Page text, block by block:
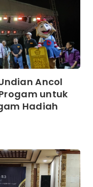
Ancol
untuk
Hadiah